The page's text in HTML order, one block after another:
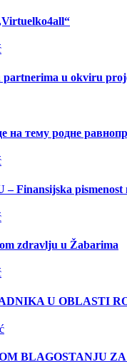
u okviru
на тему родне
Finansijska pismenost
zdravlju u Žabarima
U OBLASTI
BLAGOSTANJU